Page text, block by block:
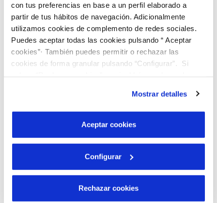
con tus preferencias en base a un perfil elaborado a
partir de tus hábitos de navegación. Adicionalmente
utilizamos cookies de complemento de redes sociales.
Puedes aceptar todas las cookies pulsando “ Aceptar
cookies”· También puedes permitir o rechazar las
cookies de forma granular pulsando “Configurar”. Si
son indispensables para que el sitio web funcione y que
por tanto no se pueden desactivar. Puedes consultar
más información en nuestraPolítica de Cookies
Mostrar detalles
Aceptar cookies
Configurar
Rechazar cookies
Payments
Subsidies and payment
Your Service